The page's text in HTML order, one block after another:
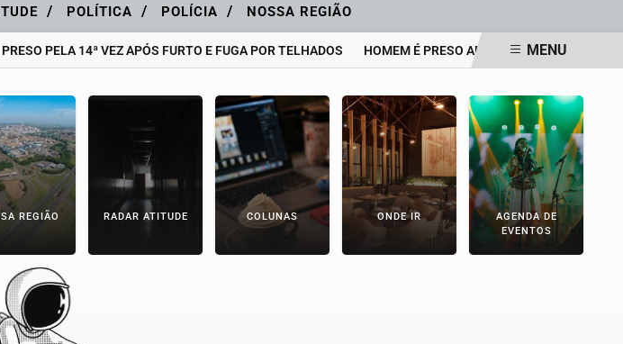
/ POLÍTICA / POLÍCIA / NOSSA REGIÃO
PELA 14ª VEZ APÓS FURTO E FUGA POR TELHADOS HOMEM É PRESO APÓS ATAQUE COM BOMBA
MENU
REGIÃO RADAR ATITUDE COLUNAS ONDE IR
AGENDA DE
EVENTOS